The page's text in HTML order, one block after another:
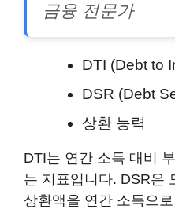
금융 전문가
DTI (Debt to
DSR (Debt
상환 능력
DTI는 연간 소득 대비
는 지표입니다. DSR은
상환액을 연간 소득으